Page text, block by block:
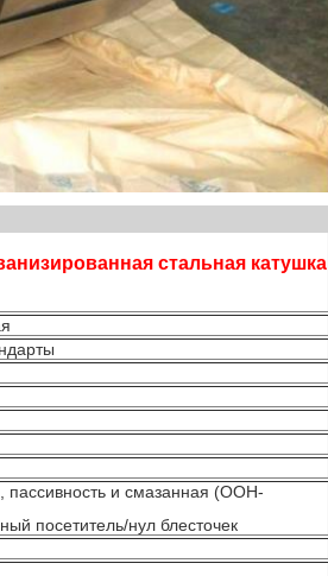
стальная катушка
пассивность и смазанная (ООН-
посетитель/нул блесточек